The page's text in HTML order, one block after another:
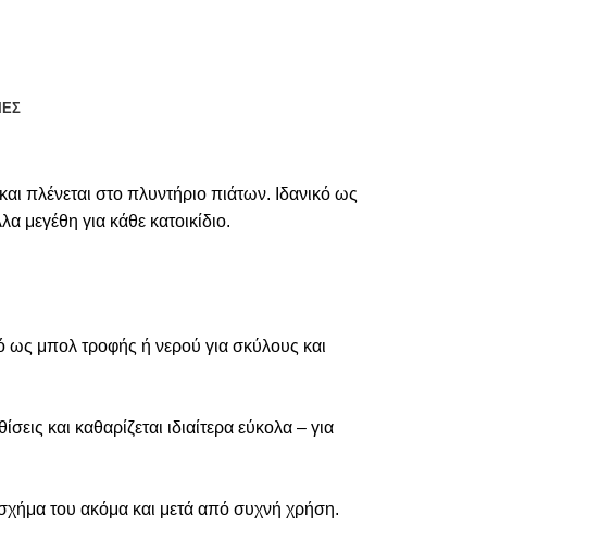
πλένεται στο πλυντήριο πιάτων. Ιδανικό ως
μεγέθη για κάθε κατοικίδιο.
ως μπολ τροφής ή νερού για σκύλους και
και καθαρίζεται ιδιαίτερα εύκολα – για
σχήμα του ακόμα και μετά από συχνή χρήση.